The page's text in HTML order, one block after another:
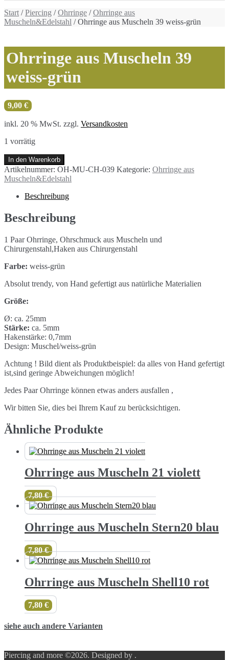
Start /Piercing /Ohrringe /Ohrringe aus
Muscheln&Edelstahl / Ohrringe aus Muscheln 39 weiss-grün
Ohrringe aus Muscheln 39
weiss-grün
9,00 €
inkl. 20 % MwSt. zzgl. Versandkosten
1 vorrätig
Ohrringe
aus
Muscheln
weiss-
Menge
In den Warenkorb
Artikelnummer: OH-MU-CH-039 Kategorie: Ohrringe aus
Muscheln&Edelstahl
Beschreibung
Beschreibung
1 Paar Ohrringe, Ohrschmuck aus Muscheln und
Chirurgenstahl,Haken aus Chirurgenstahl
Farbe: weiss-grün
Absolut trendy, von Hand gefertigt aus natürliche Materialien
Größe:
Ø: ca. 25mm
Stärke: ca. 5mm
Hakenstärke: 0,7mm
Design: Muschel/weiss-grün
Achtung ! Bild dient als Produktbeispiel: da alles von Hand gefertigt
ist,sind geringe Abweichungen möglich!
Jedes Paar Ohrringe können etwas anders ausfallen ,
Wir bitten Sie, dies bei Ihrem Kauf zu berücksichtigen.
Ähnliche Produkte
Ohrringe aus Muscheln 21 violett
7,80€
Ohrringe aus Muscheln Stern20 blau
7,80€
Ohrringe aus Muscheln Shell10 rot
7,80 €
siehe auch andere Varianten
Piercing and more ©2026. Designed by .